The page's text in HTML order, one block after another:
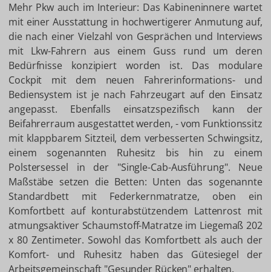
Mehr Pkw auch im Interieur: Das Kabineninnere wartet
mit einer Ausstattung in hochwertigerer Anmutung auf,
die nach einer Vielzahl von Gesprächen und Interviews
mit Lkw-Fahrern aus einem Guss rund um deren
Bedürfnisse konzipiert worden ist. Das modulare
Cockpit mit dem neuen Fahrerinformations- und
Bediensystem ist je nach Fahrzeugart auf den Einsatz
angepasst. Ebenfalls einsatzspezifisch kann der
Beifahrerraum ausgestattet werden, - vom Funktionssitz
mit klappbarem Sitzteil, dem verbesserten Schwingsitz,
einem sogenannten Ruhesitz bis hin zu einem
Polstersessel in der "Single-Cab-Ausführung". Neue
Maßstäbe setzen die Betten: Unten das sogenannte
Standardbett mit Federkernmatratze, oben ein
Komfortbett auf konturabstützendem Lattenrost mit
atmungsaktiver Schaumstoff-Matratze im Liegemaß 202
x 80 Zentimeter. Sowohl das Komfortbett als auch der
Komfort- und Ruhesitz haben das Gütesiegel der
Arbeitsgemeinschaft "Gesunder Rücken" erhalten.